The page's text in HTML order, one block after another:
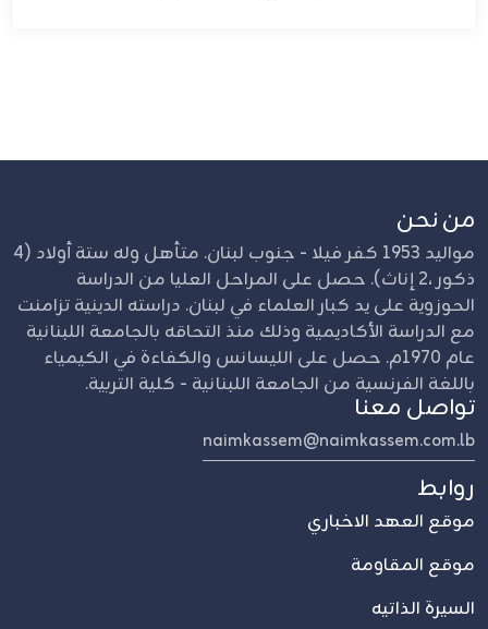
من نحن
مواليد 1953 كفر فيلا - جنوب لبنان. متأهل وله ستة أولاد (4
ذكور ،2 إناث). حصل على المراحل العليا من الدراسة
الحوزوية على يد كبار العلماء في لبنان. دراسته الدينية تزامنت
مع الدراسة الأكاديمية وذلك منذ التحاقه بالجامعة اللبنانية
عام 1970م. حصل على الليسانس والكفاءة في الكيمياء
باللغة الفرنسية من الجامعة اللبنانية - كلية التربية.
تواصل معنا
naimkassem@naimkassem.com.lb
روابط
موقع العهد الاخباري
موقع المقاومة
السيرة الذاتيه